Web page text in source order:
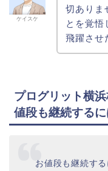
ケイスケ
切ありま
とを覚悟
飛躍さ
プログリット横
値段も継続する
お値段も継続す